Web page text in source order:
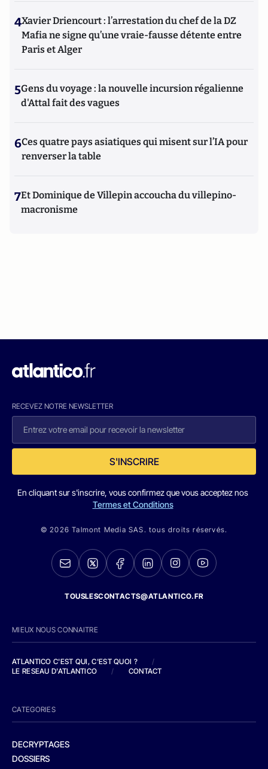
4Xavier Driencourt : l’arrestation du chef de la DZ
Mafia ne signe qu’une vraie-fausse détente entre
Paris et Alger
5Gens du voyage : la nouvelle incursion régalienne
d'Attal fait des vagues
6Ces quatre pays asiatiques qui misent sur l’IA pour
renverser la table
7Et Dominique de Villepin accoucha du villepino-
macronisme
RECEVEZ NOTRE NEWSLETTER
S'INSCRIRE
En cliquant sur s'inscrire, vous confirmez que vous acceptez nos
Termes et Conditions
© 2026 Talmont Media SAS. tous droits réservés.
TOUSLESCONTACTS@ATLANTICO.FR
MIEUX NOUS CONNAITRE
ATLANTICO C'EST QUI, C'EST QUOI ?
/
LE RESEAU D'ATLANTICO
/ CONTACT
CATEGORIES
DECRYPTAGES
DOSSIERS